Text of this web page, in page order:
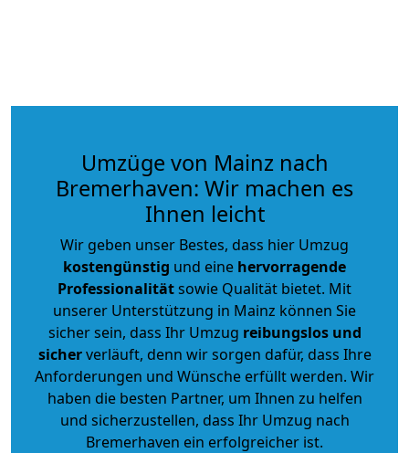
Umzüge von Mainz nach
Bremerhaven: Wir machen es
Ihnen leicht
Wir geben unser Bestes, dass hier Umzug
kostengünstig und eine hervorragende
Professionalitätsowie Qualität bietet. Mit
unserer Unterstützung in Mainz können Sie
sicher sein, dass Ihr Umzug reibungslos und
sicherverläuft, denn wir sorgen dafür, dass Ihre
Anforderungen und Wünsche erfüllt werden. Wir
haben die besten Partner, um Ihnen zu helfen
und sicherzustellen, dass Ihr Umzug nach
Bremerhaven ein erfolgreicher ist.